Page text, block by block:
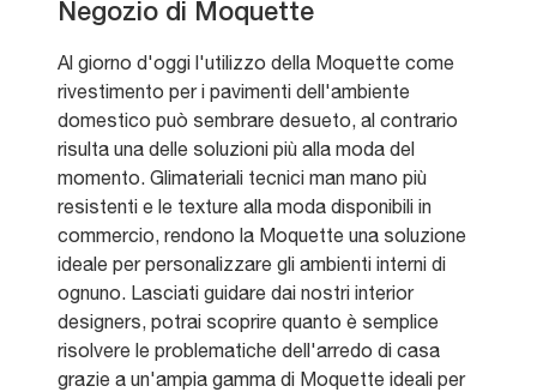
Negozio di Moquette
Al giorno d'oggi l'utilizzo della Moquette come
rivestimento per i pavimenti dell'ambiente
domestico può sembrare desueto, al contrario
risulta una delle soluzioni più alla moda del
momento. Glimateriali tecnici man mano più
resistenti e le texture alla moda disponibili in
commercio, rendono la Moquette una soluzione
ideale per personalizzare gli ambienti interni di
ognuno. Lasciati guidare dai nostri interior
designers, potrai scoprire quanto è semplice
risolvere le problematiche dell'arredo di casa
grazie a un'ampia gamma di Moquette ideali per